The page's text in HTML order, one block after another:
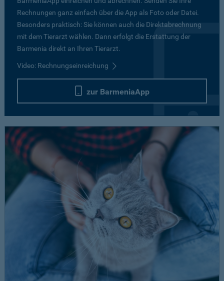
Rechnungen ganz einfach über die App als Foto oder Datei.
Besonders praktisch: Sie können auch die Direktabrechnung
mit dem Tierarzt wählen. Dann erfolgt die Erstattung der
Barmenia direkt an Ihren Tierarzt.
Video: Rechnungseinreichung
zur BarmeniaApp